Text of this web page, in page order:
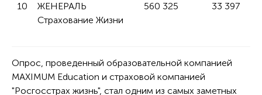
10
ЖЕНЕРАЛЬ
Страхование Жизни
560 325 33 397
Опрос, проведенный образовательной компанией
MAXIMUM Education и страховой компанией
"Росгосстрах жизнь", стал одним из самых заметных